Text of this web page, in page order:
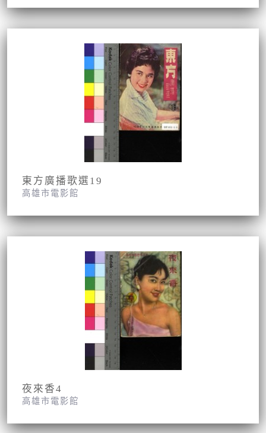
東方廣播歌選19
高雄市電影館
夜來香4
高雄市電影館